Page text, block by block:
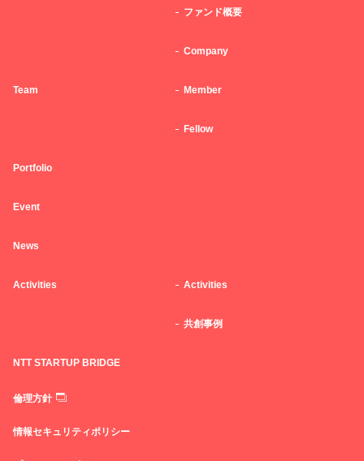
ファンド概要
Company
Team Member
Fellow
Portfolio
Event
News
Activities Activities
共創事例
NTT STARTUP BRIDGE
倫理方針
情報セキュリティポリシー